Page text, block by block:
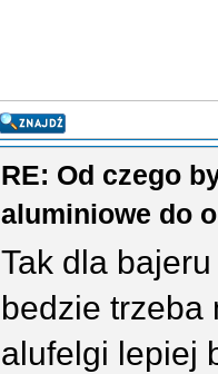
RE: Od czego
aluminiowe do
Tak dla
bedzie trzeba
alufelgi lepiej